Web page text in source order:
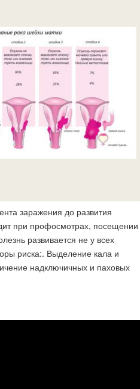
заражения до развития
при профосмотрах, посещении
развивается не у всех
риска:. Выделение кала и
надключичных и паховых